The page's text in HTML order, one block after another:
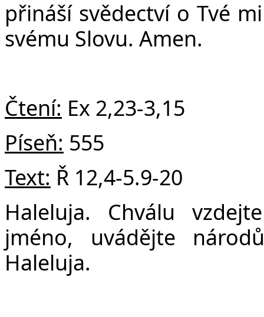
přináší svědectví o Tvé
svému Slovu. Amen.
Čtení: Ex 2,23-3,15
Píseň: 555
Text: Ř 12,4-5.9-20
Haleluja. Chválu
jméno, uvádějte
Haleluja.